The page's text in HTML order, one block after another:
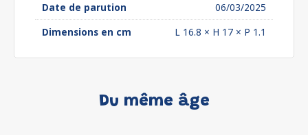
Date de parution
06/03/2025
Dimensions en cm
L 16.8 × H 17 × P 1.1
Du même âge